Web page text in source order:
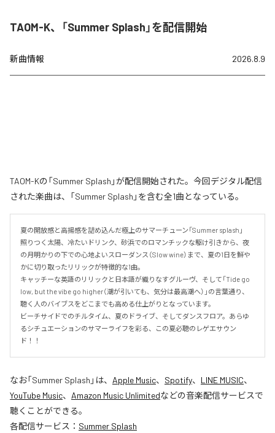
TAOM-K、「Summer Splash」を配信開始
新曲情報 2026.8.9
TAOM-Kの「Summer Splash」が配信開始された。今回デジタル配信
された楽曲は、「Summer Splash」を含む全1曲となっている。
夏の開放感と高揚感を詰め込んだ極上のサマーチューン「Summer splash」
照りつく太陽、冷たいドリンク、砂浜でのロマンチックな駆け引きから、夜
の月明かりの下での心地よいスローダンス（Slow wine）まで、夏の1日を鮮や
かに切り取ったリリックが特徴的な1曲。
キャッチーな英語のリリックと日本語が織りなすグルーヴ、そして「Tide go
low, but the vibe go higher（潮が引いても、気分は最高潮へ）」の言葉通り、
聴く人のバイブスをどこまでも高める仕上がりとなっています。
ビーチサイドでのチルタイム、夏のドライブ、そしてダンスフロア。あらゆ
るシチュエーションのサマーライフを彩る、この夏必聴のレゲエサウン
ド！！
なお「Summer Splash 」は、 Apple Music、 Spotify、 LINE MUSIC、
YouTube Music、 Amazon Music Unlimitedなどの音楽配信サービスで
聴くことができる。
各配信サービス： Summer Splash